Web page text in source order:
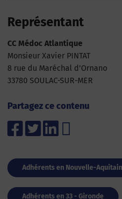
Représentant
CC Médoc Atlantique
Monsieur Xavier PINTAT
8 rue du Maréchal d'Ornano
33780 SOULAC-SUR-MER
Partagez ce contenu
Adhérents en Nouvelle-
Adhérents en 33 - Gironde